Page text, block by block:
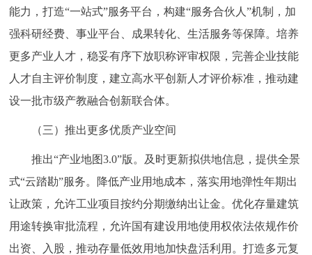
能力，打造“一站式”服务平台，构建“服务合伙人”机制，加
强科研经费、事业平台、成果转化、生活服务等保障。培养
更多产业人才，稳妥有序下放职称评审权限，完善企业技能
人才自主评价制度，建立高水平创新人才评价标准，推动建
设一批市级产教融合创新联合体。
（三）推出更多优质产业空间
推出“产业地图3.0”版。及时更新拟供地信息，提供全景
式“云踏勘”服务。降低产业用地成本，落实用地弹性年期出
让政策，允许工业项目按约分期缴纳出让金。优化存量建筑
用途转换审批流程，允许国有建设用地使用权依法依规作价
出资、入股，推动存量低效用地加快盘活利用。打造多元复